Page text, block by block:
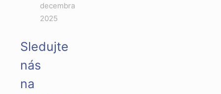
decembra
2025
Sledujte
nás
na